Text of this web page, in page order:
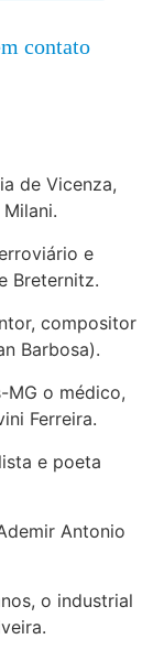
contato
de Vicenza,
e
Breternitz.
compositor
Barbosa).
MG o médico,
Ferreira.
e poeta
Antonio
o industrial